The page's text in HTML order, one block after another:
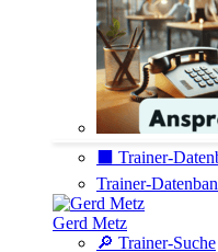
⬛️ Trainer-
Trainer-
Gerd Metz
🔎 Trainer-Suche